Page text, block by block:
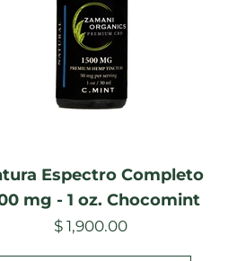
Espectro Completo
mg - 1 oz. Chocomint
$ 1,900.00